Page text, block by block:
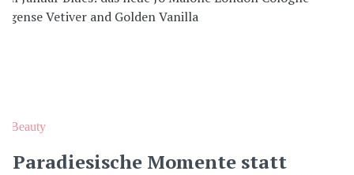
Beauty
Paradiesische Momente statt